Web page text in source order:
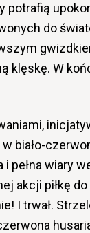
potrafią
do
klęskę. W
biało-
pełna wiary
akcji piłkę
I trwał.